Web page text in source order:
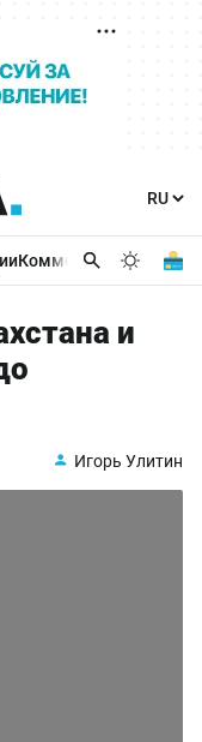
КомментарииБизнес
и
Игорь Улитин